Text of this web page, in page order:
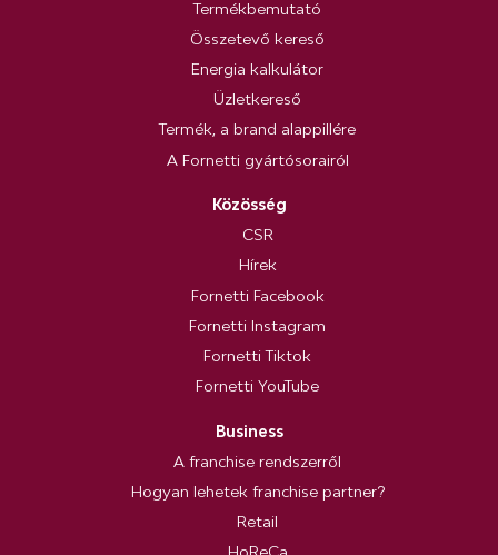
Termékbemutató
Összetevő kereső
Energia kalkulátor
Üzletkereső
Termék, a brand alappillére
A Fornetti gyártósorairól
Közösség
CSR
Hírek
Fornetti Facebook
Fornetti Instagram
Fornetti Tiktok
Fornetti YouTube
Business
A franchise rendszerről
Hogyan lehetek franchise partner?
Retail